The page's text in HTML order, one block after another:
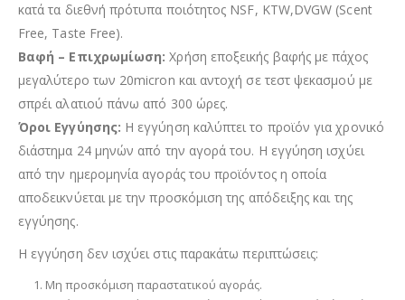
κατά τα διεθνή πρότυπα ποιότητος NSF, KTW,DVGW (Scent
Free, Taste Free).
Βαφή – Επιχρωμίωση: Χρήση εποξεικής βαφής με πάχος
μεγαλύτερο των 20micron και αντοχή σε τεστ ψεκασμού με
σπρέι αλατιού πάνω από 300 ώρες.
Όροι Εγγύησης: Η εγγύηση καλύπτει το προϊόν για χρονικό
διάστημα 24 μηνών από την αγορά του. Η εγγύηση ισχύει
από την ημερομηνία αγοράς του προϊόντος η οποία
αποδεικνύεται με την προσκόμιση της απόδειξης και της
εγγύησης.
Η εγγύηση δεν ισχύει στις παρακάτω περιπτώσεις:
Μη προσκόμιση παραστατικού αγοράς.